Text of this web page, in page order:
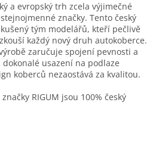
a evropský trh zcela výjimečné
značky. Tento český
tým modelářů, kteří pečlivě
každý nový druh autokoberce.
zaručuje spojení pevnosti a
usazení na podlaze
koberců nezaostává za kvalitou.
RIGUM jsou 100% český